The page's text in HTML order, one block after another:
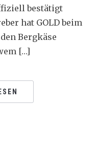
bestätigt
hat GOLD beim
Bergkäse
[…]